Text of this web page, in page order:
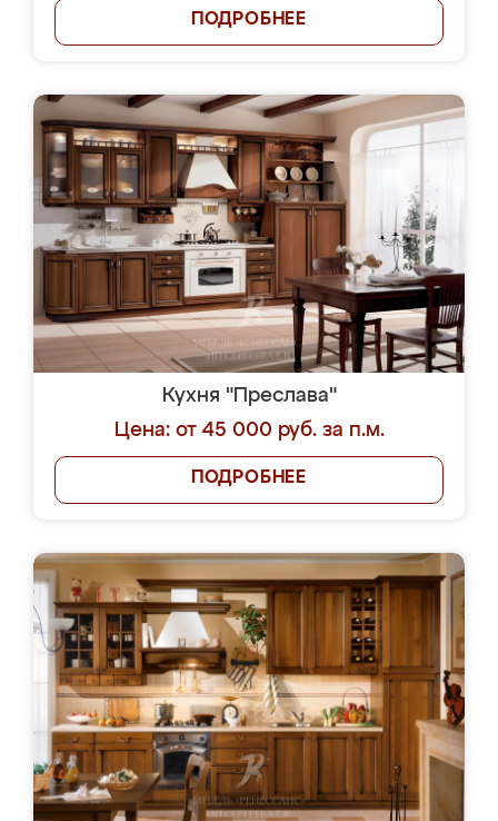
ПОДРОБНЕЕ
Кухня "Преслава"
Цена: от 45 000 руб. за п.м.
ПОДРОБНЕЕ